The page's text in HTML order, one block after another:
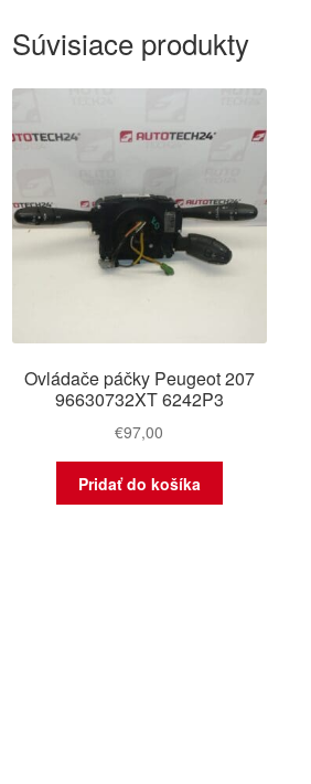
Súvisiace produkty
Ovládače páčky Peugeot 207
96630732XT 6242P3
€97,00
Pridať do košíka